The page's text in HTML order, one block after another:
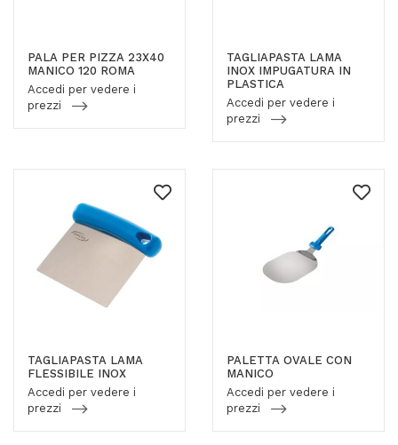
PALA PER PIZZA 23X40
MANICO 120 ROMA
Accedi per vedere i
prezzi
TAGLIAPASTA LAMA
INOX IMPUGATURA IN
PLASTICA
Accedi per vedere i
prezzi
TAGLIAPASTA LAMA
FLESSIBILE INOX
Accedi per vedere i
prezzi
PALETTA OVALE CON
MANICO
Accedi per vedere i
prezzi